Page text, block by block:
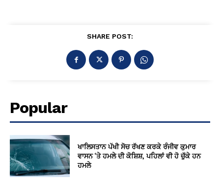
SHARE POST:
Popular
ਖਾਲਿਸਤਾਨ ਪੱਖੀ ਸੋਚ ਰੱਖਣ ਕਰਕੇ ਰੰਜੀਵ ਕੁਮਾਰ
ਵਾਸਨ ‘ਤੇ ਹਮਲੇ ਦੀ ਕੋਸ਼ਿਸ਼, ਪਹਿਲਾਂ ਵੀ ਹੋ ਚੁੱਕੇ ਹਨ
ਹਮਲੇ